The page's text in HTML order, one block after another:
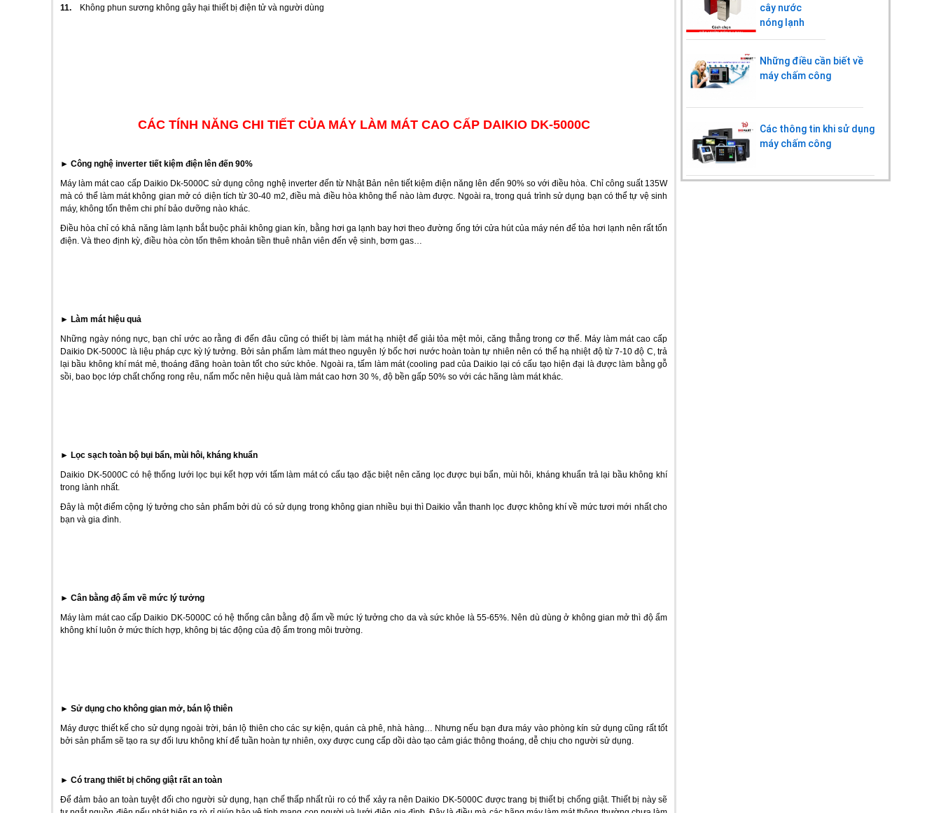
11.
Không phun sương không gây hại thiết bị điện tử và người dùng
CÁC TÍNH NĂNG CHI TIẾT CỦA MÁY LÀM MÁT CAO CẤP DAIKIO DK-5000C
► Công nghệ inverter tiết kiệm điện lên đến 90%
Máy làm mát cao cấp Daikio Dk-5000C sử dụng công nghệ inverter đến từ Nhật Bản nên tiết kiệm điện năng lên đến 90% so với điều hòa. Chỉ công suất 135W
mà có thể làm mát không gian mở có diện tích từ 30-40 m2, điều mà điều hòa không thể nào làm được. Ngoài ra, trong quá trình sử dụng bạn có thể tự vệ sinh
máy, không tốn thêm chi phí bảo dưỡng nào khác.
Điều hòa chỉ có khả năng làm lạnh bắt buộc phải không gian kín, bằng hơi ga lạnh bay hơi theo đường ống tới cửa hút của máy nén để tỏa hơi lạnh nên rất tốn
điện. Và theo định kỳ, điều hòa còn tốn thêm khoản tiền thuê nhân viên đến vệ sinh, bơm gas…
► Làm mát hiệu quả
Những ngày nóng nực, bạn chỉ ước ao rằng đi đến đâu cũng có thiết bị làm mát hạ nhiệt để giải tỏa mệt mỏi, căng thẳng trong cơ thể. Máy làm mát cao cấp
Daikio DK-5000C là liệu pháp cực kỳ lý tưởng. Bởi sản phẩm làm mát theo nguyên lý bốc hơi nước hoàn toàn tự nhiên nên có thể hạ nhiệt độ từ 7-10 độ C, trả
lại bầu không khí mát mẻ, thoáng đãng hoàn toàn tốt cho sức khỏe. Ngoài ra, tấm làm mát (cooling pad của Daikio lại có cấu tạo hiện đại là được làm bằng gỗ
sồi, bao bọc lớp chất chống rong rêu, nấm mốc nên hiệu quả làm mát cao hơn 30 %, độ bền gấp 50% so với các hãng làm mát khác.
► Lọc sạch toàn bộ bụi bẩn, mùi hôi, kháng khuẩn
Daikio DK-5000C có hệ thống lưới lọc bụi kết hợp với tấm làm mát có cấu tạo đặc biệt nên căng lọc được bụi bẩn, mùi hôi, kháng khuẩn trả lại bầu không khí
trong lành nhất.
Đây là một điểm cộng lý tưởng cho sản phẩm bởi dù có sử dụng trong không gian nhiều bụi thì Daikio vẫn thanh lọc được không khí về mức tươi mới nhất cho
bạn và gia đình.
► Cân bằng độ ẩm về mức lý tưởng
Máy làm mát cao cấp Daikio DK-5000C có hệ thống cân bằng độ ẩm về mức lý tưởng cho da và sức khỏe là 55-65%. Nên dù dùng ở không gian mở thì độ ẩm
không khí luôn ở mức thích hợp, không bị tác động của độ ẩm trong môi trường.
► Sử dụng cho không gian mở, bán lộ thiên
Máy được thiết kế cho sử dụng ngoài trời, bán lộ thiên cho các sự kiện, quán cà phê, nhà hàng… Nhưng nếu bạn đưa máy vào phòng kín sử dụng cũng rất tốt
bởi sản phẩm sẽ tạo ra sự đối lưu không khí để tuần hoàn tự nhiên, oxy được cung cấp dồi dào tạo cảm giác thông thoáng, dễ chịu cho người sử dụng.
► Có trang thiết bị chống giật rất an toàn
Để đảm bảo an toàn tuyệt đối cho người sử dụng, hạn chế thấp nhất rủi ro có thể xảy ra nên Daikio DK-5000C được trang bị thiết bị chống giật. Thiết bị này sẽ
cây nước
nóng lạnh
Những điều cần biết về
máy chấm công
Các thông tin khi sử dụng
máy chấm công